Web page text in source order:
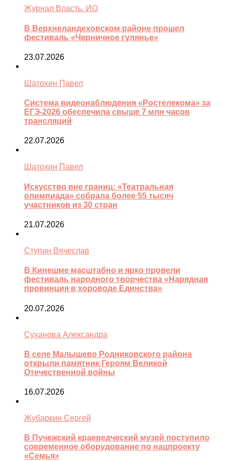
Журнал Власть. ИО
В Верхнеландеховском районе прошел
фестиваль «Черничное гулянье»
23.07.2026
Шатохин Павел
Система видеонаблюдения «Ростелекома» за
ЕГЭ-2026 обеспечила свыше 7 млн часов
трансляций
22.07.2026
Шатохин Павел
Искусство вне границ: «Театральная
олимпиада» собрала более 55 тысяч
участников из 30 стран
21.07.2026
Ступин Вячеслав
В Кинешме масштабно и ярко провели
фестиваль народного творчества «Нарядная
провинция в хороводе Единства»
20.07.2026
Суханова Александра
В селе Малышево Родниковского района
открыли памятник Героям Великой
Отечественной войны
16.07.2026
Жубаркин Сергей
В Пучежский краеведческий музей поступило
современное оборудование по нацпроекту
«Семья»